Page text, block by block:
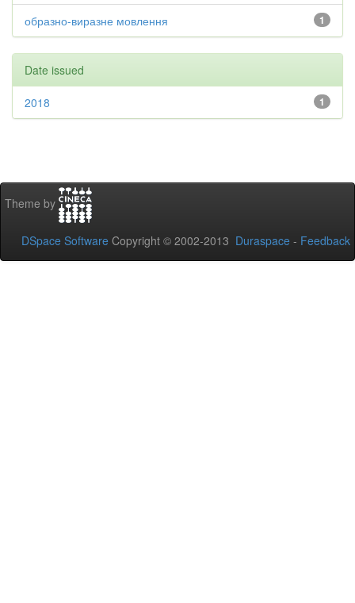
1
образно-виразне мовлення
Date issued
1
2018
Theme by
DSpace Software Copyright © 2002-2013 Duraspace - Feedback